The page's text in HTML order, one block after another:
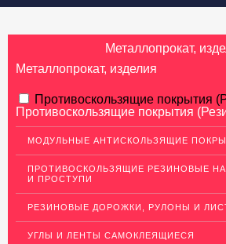
ПРОИЗВОДИТЕЛИ
КАК КУПИТЬ
Металлопрокат,
Металлопрокат, изделия
АЛЮМИНИЕВЫЙ ПРОКАТ
НЕРЖАВЕЮЩАЯ СТАЛЬ
МЕДНЫЙ ПРОКАТ
ЛАТУННЫЙ ПРОКАТ
ДЕКОР НЕРЖАВЕЙКА
ОГРАЖДЕНИЯ ДЛЯ ЛЕСТНИЦ
Противоскользящие покрытия
Противоскользящие покрытия
МОДУЛЬНЫЕ АНТИСКОЛЬЗЯЩИЕ
ПРОТИВОСКОЛЬЗЯЩИЕ РЕЗИНОВЫЕ
И ПРОСТУПИ
РЕЗИНОВЫЕ ДОРОЖКИ, РУЛОНЫ И
УГЛЫ И ЛЕНТЫ САМОКЛЕЯЩИЕСЯ